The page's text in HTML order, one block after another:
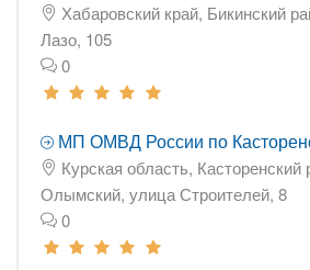
Хабаровский край, Бикинский
Лазо, 105
0
МП ОМВД России по
Курская область, Касторенский
Олымский, улица Строителей, 8
0